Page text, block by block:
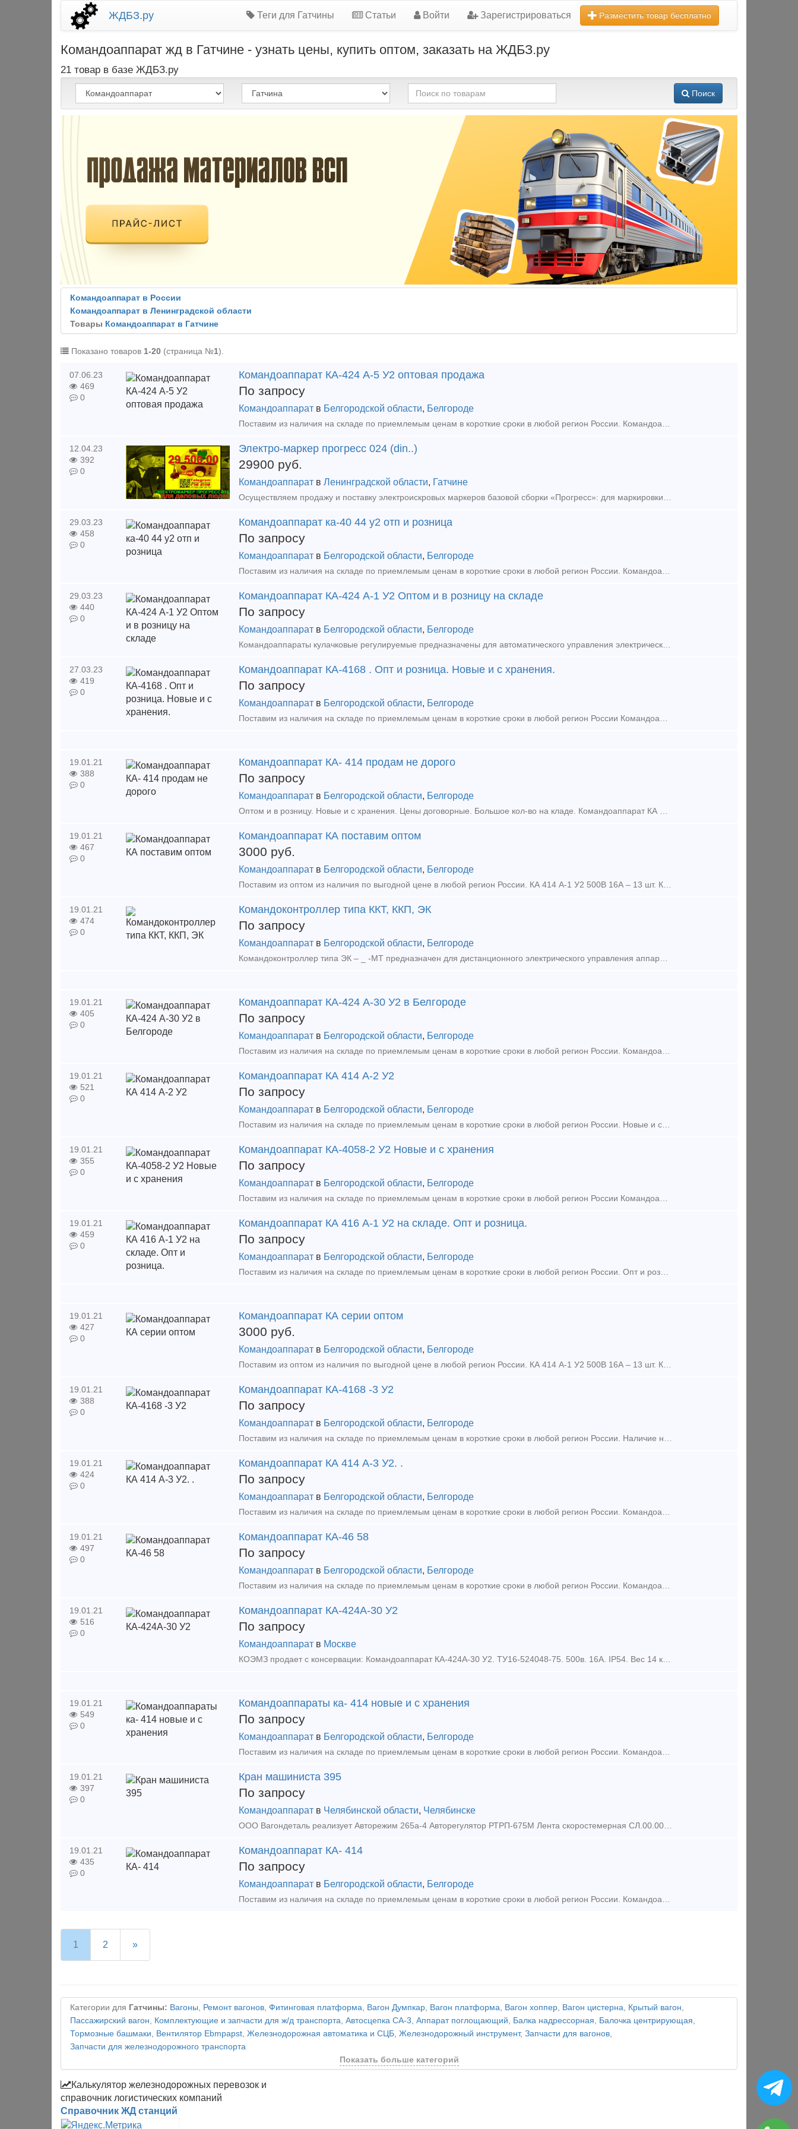
ЖДБЗ.ру Теги для Гатчины Статьи Войти Зарегистрироваться Разместить товар бесплатно
Командоаппарат жд в Гатчине - узнать цены, купить оптом, заказать на ЖДБЗ.ру
21 товар в базе ЖДБЗ.ру
Поиск
Командоаппарат в России
Командоаппарат в Ленинградской области
Товары Командоаппарат в Гатчине
Показано товаров 1-20 (страница №1).
07.06.23
469
0
Командоаппарат КА-424 А-5 У2 оптовая продажа
По запросу
Командоаппарат в Белгородской области, Белгороде
Поставим из наличия на складе по приемлемым ценам в короткие сроки в любой регион России. Командоаппарат КА-424 А-1 У2 Командоаппарат КА-424 А-5 У2 Командоаппарат КА-424 А-30
12.04.23
392
0
Электро-маркер прогресс 024 (din..)
29900 руб.
Командоаппарат в Ленинградской области, Гатчине
Осуществляем продажу и поставку электроискровых маркеров базовой сборки «Прогресс»: для маркировки металлических изделий имеющие электропроводность. Надёжные и высококачественные электромаркеры [ Элек
29.03.23
458
0
Командоаппарат ка-40 44 у2 отп и розница
По запросу
Командоаппарат в Белгородской области, Белгороде
Поставим из наличия на складе по приемлемым ценам в короткие сроки в любой регион России. Командоаппараты кулачковые регулируемые предназначены для автоматического управления электрическим
29.03.23
440
0
Командоаппарат КА-424 А-1 У2 Оптом и в розницу на складе
По запросу
Командоаппарат в Белгородской области, Белгороде
Командоаппараты кулачковые регулируемые предназначены для автоматического управления электрическими приводами постоянного и переменного тока путем переключения вторичных цепей контакторов, пус
27.03.23
419
0
Командоаппарат КА-4168 . Опт и розница. Новые и с хранения.
По запросу
Командоаппарат в Белгородской области, Белгороде
Поставим из наличия на складе по приемлемым ценам в короткие сроки в любой регион России Командоаппарат КА-41 68 -3 У2 . Командоаппараты кулачковые регулируемые предназначены для автом
19.01.21
388
0
Командоаппарат КА- 414 продам не дорого
По запросу
Командоаппарат в Белгородской области, Белгороде
Оптом и в розницу. Новые и с хранения. Цены договорные. Большое кол-во на кладе. Командоаппарат КА 414 А-1 У2 Командоаппарат КА 414 А-2 У2 Командоаппарат КА 414 А-3 У2 Коман
19.01.21
467
0
Командоаппарат КА поставим оптом
3000 руб.
Командоаппарат в Белгородской области, Белгороде
Поставим из оптом из наличия по выгодной цене в любой регион России. КА 414 А-1 У2 500В 16А – 13 шт. КА 414 А-1 У2 380В 16А – 4 шт. КА 414 А -2 500В 16А – 7 шт. КА-414 А-3 У2 500В
19.01.21
474
0
Командоконтроллер типа ККТ, ККП, ЭК
По запросу
Командоаппарат в Белгородской области, Белгороде
Командоконтроллер типа ЭК – _ -МТ предназначен для дистанционного электрического управления аппаратами электротехнических устройств электроприводов экскаваторных установок. Командоконтролле
19.01.21
405
0
Командоаппарат КА-424 А-30 У2 в Белгороде
По запросу
Командоаппарат в Белгородской области, Белгороде
Поставим из наличия на складе по приемлемым ценам в короткие сроки в любой регион России. Командоаппарат КА-424 А-1 У2 Командоаппарат КА-424 А-5 У2 Командоаппарат КА-424 А-30
19.01.21
521
0
Командоаппарат КА 414 А-2 У2
По запросу
Командоаппарат в Белгородской области, Белгороде
Поставим из наличия на складе по приемлемым ценам в короткие сроки в любой регион России. Новые и с хранения. Опт и розница. Цена договорная. Командоаппарат КА 414 А-1 У2 Ко
19.01.21
355
0
Командоаппарат КА-4058-2 У2 Новые и с хранения
По запросу
Командоаппарат в Белгородской области, Белгороде
Поставим из наличия на складе по приемлемым ценам в короткие сроки в любой регион России Командоаппарат КА-40 58-2 У2. Большой ассортимент Командоаппаратов в наличии на складе. Цена
19.01.21
459
0
Командоаппарат КА 416 А-1 У2 на складе. Опт и розница.
По запросу
Командоаппарат в Белгородской области, Белгороде
Поставим из наличия на складе по приемлемым ценам в короткие сроки в любой регион России. Опт и розница. Цена договорная. Новые и с хранения. Командоаппараты кулачковые регулиру
19.01.21
427
0
Командоаппарат КА серии оптом
3000 руб.
Командоаппарат в Белгородской области, Белгороде
Поставим из оптом из наличия по выгодной цене в любой регион России. КА 414 А-1 У2 500В 16А – 13 шт. КА 414 А-1 У2 380В 16А – 4 шт. КА 414 А -2 500В 16А – 7 шт. КА-414 А-3 У2 5
19.01.21
388
0
Командоаппарат КА-4168 -3 У2
По запросу
Командоаппарат в Белгородской области, Белгороде
Поставим из наличия на складе по приемлемым ценам в короткие сроки в любой регион России. Наличие на складе. Оптом и в розницу. Выгодные цены. Командоаппарат КА 414 А-1 У2
19.01.21
424
0
Командоаппарат КА 414 А-3 У2. .
По запросу
Командоаппарат в Белгородской области, Белгороде
Поставим из наличия на складе по приемлемым ценам в короткие сроки в любой регион России. Командоаппарат КА 414 А-1 У2 Командоаппарат КА 414 А-2 У2 Командоаппарат КА 414 А-3 У
19.01.21
497
0
Командоаппарат КА-46 58
По запросу
Командоаппарат в Белгородской области, Белгороде
Поставим из наличия на складе по приемлемым ценам в короткие сроки в любой регион России. Командоаппарат КА-46 58-3 У2 Командоаппарат КА-46 58-5 У2 Командоаппарат КА-46 58-6 У2
19.01.21
516
0
Командоаппарат КА-424А-30 У2
По запросу
Командоаппарат в Москве
КОЭМЗ продает с консервации: Командоаппарат КА-424А-30 У2. ТУ16-524048-75. 500в. 16А. IP54. Вес 14 кг. Проверенное советское качество. Командоаппараты кулачковые регулируемые предназначены для
19.01.21
549
0
Командоаппараты ка- 414 новые и с хранения
По запросу
Командоаппарат в Белгородской области, Белгороде
Поставим из наличия на складе по приемлемым ценам в короткие сроки в любой регион России. Командоаппараты кулачковые регулируемые предназначены для автоматического управления электриче
19.01.21
397
0
Кран машиниста 395
По запросу
Командоаппарат в Челябинской области, Челябинске
ООО Вагондеталь реализует Авторежим 265а-4 Авторегулятор РТРП-675М Лента скоростемерная СЛ.00.00.35 Балочка центрирующая 106.00.011-2, 106.00.011-0 Башмак Горочный 87.39.00с
19.01.21
435
0
Командоаппарат КА- 414
По запросу
Командоаппарат в Белгородской области, Белгороде
Поставим из наличия на складе по приемлемым ценам в короткие сроки в любой регион России. Командоаппарат КА 414 А-1 У2 Командоаппарат КА 414 А-2 У2 Командоаппарат КА 414 А-3 У
1 2 »
Категории для Гатчины: Вагоны, Ремонт вагонов, Фитинговая платформа, Вагон Думпкар, Вагон платформа, Вагон хоппер, Вагон цистерна, Крытый вагон,
Пассажирский вагон, Комплектующие и запчасти для ж/д транспорта, Автосцепка СА-3, Аппарат поглощающий, Балка надрессорная, Балочка центрирующая,
Тормозные башмаки, Вентилятор Ebmpapst, Железнодорожная автоматика и СЦБ, Железнодорожный инструмент, Запчасти для вагонов,
Запчасти для железнодорожного транспорта
Показать больше категорий
Калькулятор железнодорожных перевозок и
справочник логистических компаний
Справочник ЖД станций